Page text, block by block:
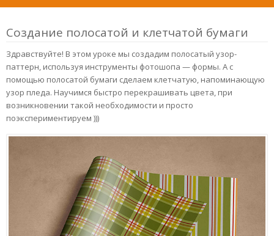
Создание полосатой и клетчатой бумаги
Здравствуйте! В этом уроке мы создадим полосатый узор-
паттерн, используя инструменты фотошопа — формы. А с
помощью полосатой бумаги сделаем клетчатую, напоминающую
узор пледа. Научимся быстро перекрашивать цвета, при
возникновении такой необходимости и просто
поэкспериментируем )))